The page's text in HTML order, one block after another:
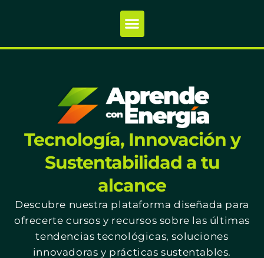
Tecnología, Innovación y
Sustentabilidad a tu
alcance
Descubre nuestra plataforma diseñada para
ofrecerte cursos y recursos sobre las últimas
tendencias tecnológicas, soluciones
innovadoras y prácticas sustentables.